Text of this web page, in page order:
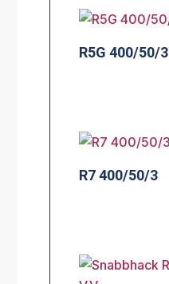
R5G 400/50/3
R7 400/50/3